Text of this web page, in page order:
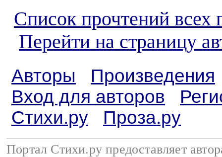
Список прочтений всех
Перейти на страницу
Авторы
Произведения
Вход для авторов
Стихи.ру
Проза.ру
Портал Стихи.ру предоставляет